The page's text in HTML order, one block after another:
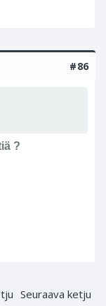
#86
?
Seuraava ketju